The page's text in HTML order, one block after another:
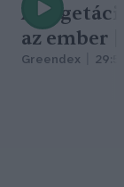
A
az ember
Greendex